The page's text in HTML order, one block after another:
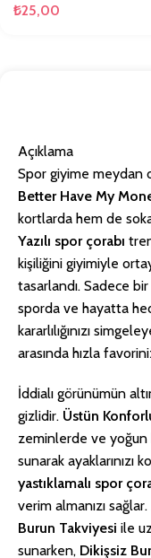
₺25,00
Açıklama
Spor giyime meydan
Better Have My
kortlarda hem de
Yazılı spor çorabı
kişiliğini giyimiyle
tasarlandı. Sadece
sporda ve hayatta
kararlılığınızı
arasında hızla
İddialı görünümün
gizlidir. Üstün
zeminlerde ve
sunarak ayaklarınızı
yastıklamalı spor
verim almanızı
Burun Takviyesi ile
sunarken, Dikişsiz